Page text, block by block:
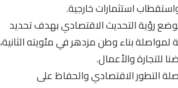
استثمارات خارجية.
رؤية التحديث الاقتصادي بهدف تحديد
خلال 10 سنوات مقبلة لمواصلة بناء وطن مزدهر في مئويته الثانية،
للتجارة والأعمال.
التطور الاقتصادي والحفاظ على